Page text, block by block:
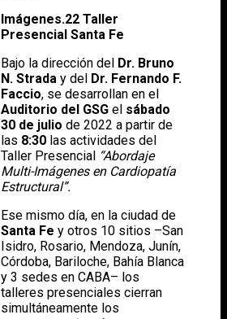
Imágenes.22 Taller
Presencial Santa Fe
Bajo la dirección del Dr. Bruno
N. Strada y del Dr. Fernando F.
Faccio, se desarrollan en el
Auditorio del GSG el sábado
30 de julio de 2022 a partir de
las 8:30 las actividades del
Taller Presencial “Abordaje
Multi-Imágenes en Cardiopatía
Estructural”.
Ese mismo día, en la ciudad de
Santa Fe y otros 10 sitios –San
Isidro, Rosario, Mendoza, Junín,
Córdoba, Bariloche, Bahía Blanca
y 3 sedes en CABA– los
talleres presenciales cierran
simultáneamente los